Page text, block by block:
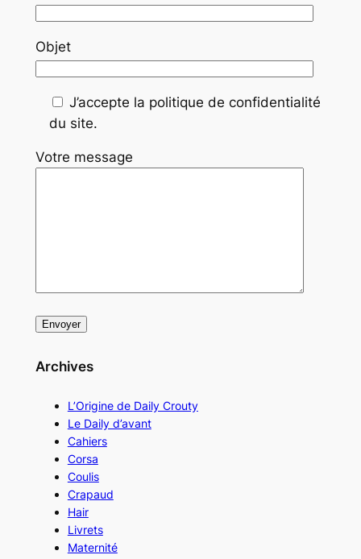
Objet
J’accepte la politique de confidentialité
du site.
Votre message
Archives
L’Origine de Daily Crouty
Le Daily d’avant
Cahiers
Corsa
Coulis
Crapaud
Hair
Livrets
Maternité